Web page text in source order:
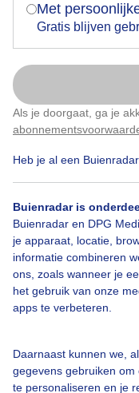
Met
Gratis blijven
Als je doorgaat, ga je
Heb je al een
Buienradar is
Buienradar en DPG
je apparaat, locatie,
informatie combineren
ons, zoals wanneer je
het gebruik van onze
apps te verbeteren.
Daarnaast kunnen we,
gegevens gebruiken
te personaliseren en je
Een
Over Buienradar
Nu
Klik